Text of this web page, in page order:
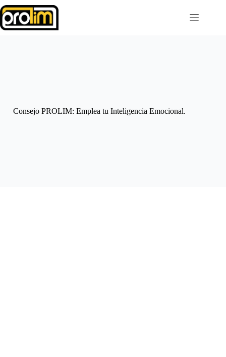
Saltar
al
contenido
Consejo PROLIM: Emplea tu Inteligencia Emocional.